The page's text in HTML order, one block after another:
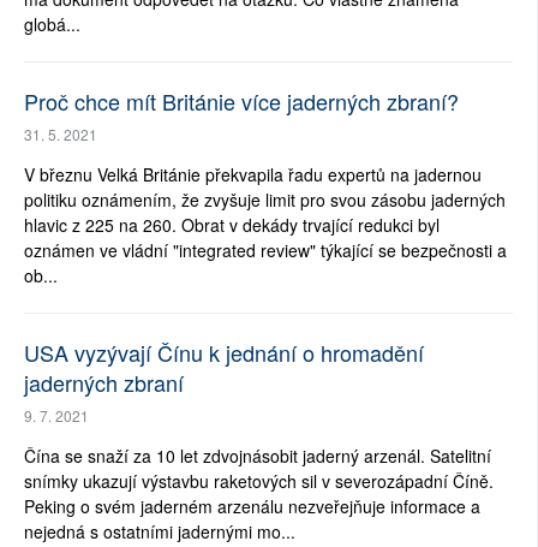
globá...
Proč chce mít Británie více jaderných zbraní?
31. 5. 2021
V březnu Velká Británie překvapila řadu expertů na jadernou
politiku oznámením, že zvyšuje limit pro svou zásobu jaderných
hlavic z 225 na 260. Obrat v dekády trvající redukci byl
oznámen ve vládní "integrated review" týkající se bezpečnosti a
ob...
USA vyzývají Čínu k jednání o hromadění
jaderných zbraní
9. 7. 2021
Čína se snaží za 10 let zdvojnásobit jaderný arzenál. Satelitní
snímky ukazují výstavbu raketových sil v severozápadní Číně.
Peking o svém jaderném arzenálu nezveřejňuje informace a
nejedná s ostatními jadernými mo...